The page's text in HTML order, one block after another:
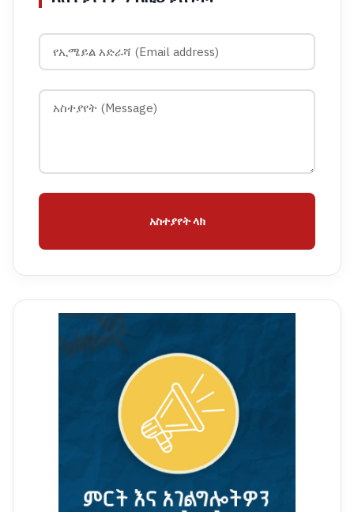
አስተያየት ላክ